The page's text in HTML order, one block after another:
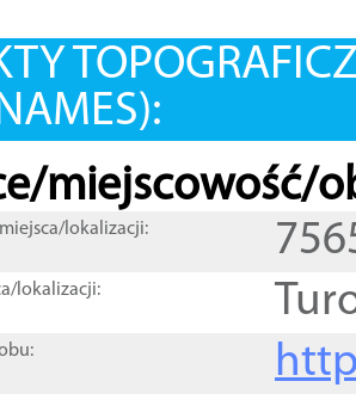
miejscowość/
lokalizacji:
lokalizacji: